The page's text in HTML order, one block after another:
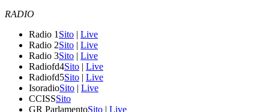
RADIO
Radio 1 Sito | Live
Radio 2Sito | Live
Radio 3Sito | Live
Radiofd4Sito | Live
Radiofd5Sito | Live
IsoradioSito | Live
CCISSSito
GR ParlamentoSito | Live